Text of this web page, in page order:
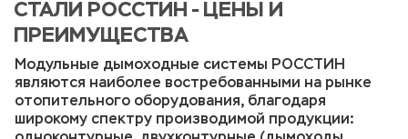
СТАЛИ РОССТИН - ЦЕНЫ И
ПРЕИМУЩЕСТВА
Модульные дымоходные системы РОССТИН
являются наиболее востребованными на рынке
отопительного оборудования, благодаря
широкому спектру производимой продукции: